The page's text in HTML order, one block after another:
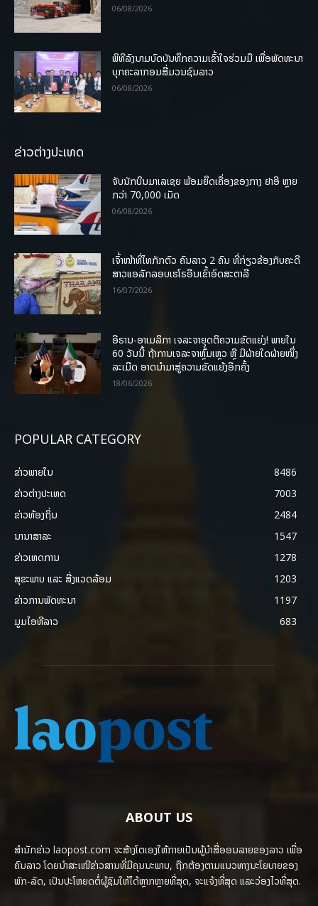
06/08/2026
ພິທີລົງນາມບົດບັນທຶກຄວາມເຂົ້າໃຈຮ່ວມມື ເພື່ອພັດທະນາ
ບຸກຄະລາກອນສື່ມວນຊົນລາວ
06/08/2026
ຂ່າວຕ່າງປະເທດ
ຈັບນັກບິນມາເລເຊຍ ພ້ອມຍຶດເຄື່ອງຂອງກາງ ຢາອີ ຫຼາຍ
ກວ່າ 70,000 ເມັດ
06/08/2026
ເຈົ້າໜ້າທີ່ໄທກັກຕົວ ຄົນລາວ 2 ຄົນ ທີ່ກ່ຽວຂ້ອງກັບຄະດີ
ສາວແອລັກລອບເຮໂຣອີນເຂົ້າອົດສະຕາລີ
16/07/2026
ອີຣານ-ອາເມລິກາ ເຈລະຈາຍຸດຕິຄວາມຂັດແຍ່ງ! ພາຍໃນ
60 ວັນນີ້ ຖ້າການເຈລະຈາຫຼົ້ມເຫຼວ ຫຼື ມີຝ່າຍໃດຝ່າຍໜຶ່ງ
ລະເມີດ ອາດນໍາມາສູ່ຄວາມຂັດແຍ້ງອີກຄັ້ງ
18/06/2026
POPULAR CATEGORY
ຂ່າວພາຍ​ໃນ
8486
ຂ່າວຕ່າງປະເທດ
7003
ຂ່າວທ້ອງຖິ່ນ
2484
ນານາສາລະ
1547
ຂ່າວເຫດການ
1278
ສຸຂະພາບ ແລະ ສີ່ງແວດລ້ອມ
1203
ຂ່າວການພັດທະນາ
1197
ມູມໄອທີລາວ
683
ABOUT US
ສຳນັກຂ່າວ laopost.com ຈະສ້າງໂຕເອງໃຫ້ກາຍເປັນຜູ້ນຳສື່ອອນລາຍຂອງລາວ ເພື່ອ
ຄົນລາວ ໂດຍນຳສະເໜີຂ່າວສານທີ່ມີຄຸນນະພາບ, ຖືກຕ້ອງຕາມແນວທາງນະໂຍບາຍຂອງ
ພັກ-ລັດ, ເປັນປະໂຫຍດຕໍ່ຜູ້ຊົມໃຫ້ໄດ້ຫຼາກຫຼາຍທີ່ສຸດ, ຈະແຈ້ງທີ່ສຸດ ແລະວ່ອງໄວທີ່ສຸດ.